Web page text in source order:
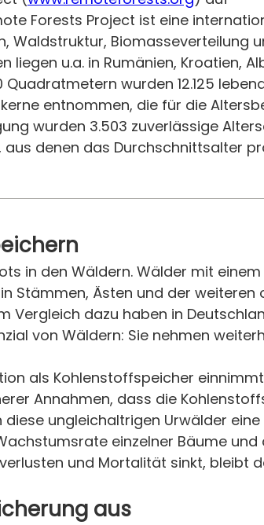
Forests Project ist eine
Waldstruktur, Biomasseverteilung
u.a. in Rumänien, Kroatien,
wurden 12.125
entnommen, die für die
wurden 3.503 zuverlässige
denen das Durchschnittsalter
in den Wäldern. Wälder mit
Stämmen, Ästen und der weiteren
dazu haben in
von Wäldern: Sie nehmen
als Kohlenstoffspeicher
Annahmen, dass die
ungleichaltrigen Urwälder
einzelner Bäume und
und Mortalität sinkt, bleibt
aus